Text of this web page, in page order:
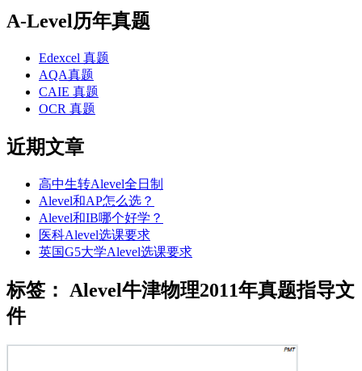
A-Level历年真题
Edexcel 真题
AQA真题
CAIE 真题
OCR 真题
近期文章
高中生转Alevel全日制
Alevel和AP怎么选？
Alevel和IB哪个好学？
医科Alevel选课要求
英国G5大学Alevel选课要求
标签： Alevel牛津物理2011年真题指导文
件